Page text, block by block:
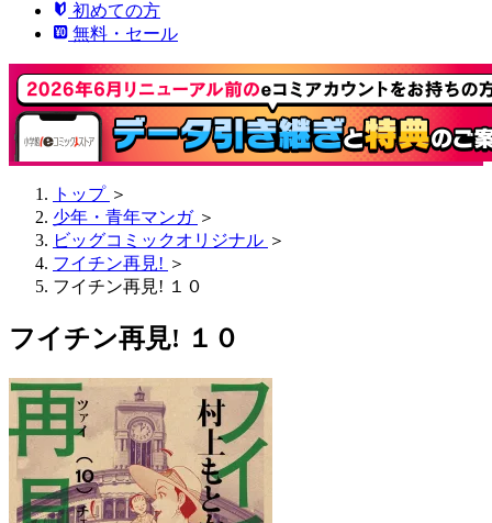
初めての方
無料・セール
トップ ＞
少年・青年マンガ ＞
ビッグコミックオリジナル ＞
フイチン再見! ＞
フイチン再見! １０
フイチン再見! １０